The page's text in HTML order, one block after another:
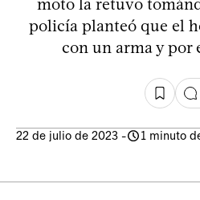
policía planteó que el
con un arma y por
22 de julio de 2023 - 1 minuto